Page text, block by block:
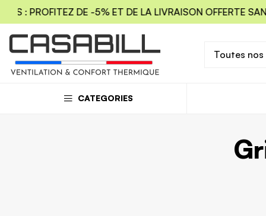
: PROFITEZ DE -5% ET DE LA LIVRAISON OFFERTE
Toutes
CATEGORIES